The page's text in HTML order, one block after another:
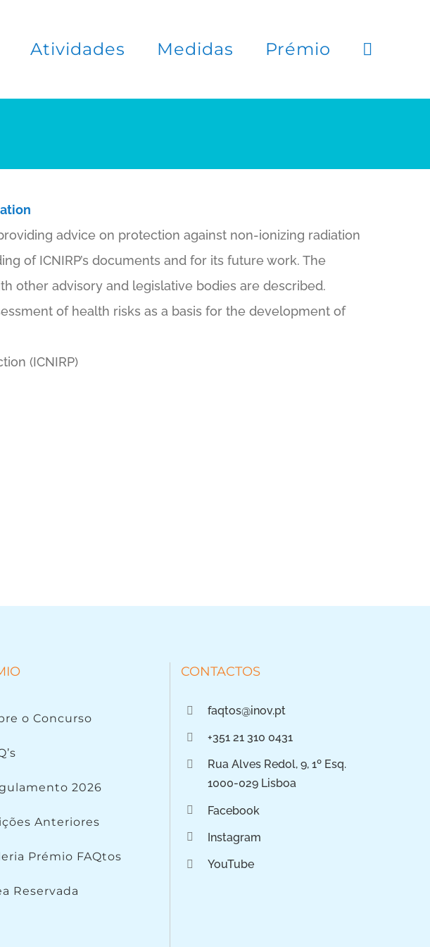
Atividades Medidas Prémio
advice on protection against non-ionizing radiation
of ICNIRP’s documents and for its future work. The
other advisory and legislative bodies are described.
of health risks as a basis for the development of
(ICNIRP)
o Concurso
2026
Anteriores
Prémio FAQtos
Reservada
CONTACTOS
faqtos@inov.pt
+351 21 310 0431
Rua Alves Redol, 9, 1º Esq.
1000-029 Lisboa
Facebook
Instagram
YouTube